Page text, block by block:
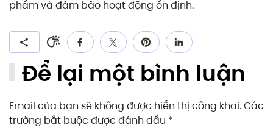
phẩm và đảm bảo hoạt động ổn định.
Để lại một bình luận
Email của bạn sẽ không được hiển thị công khai. Các
trường bắt buộc được đánh dấu *